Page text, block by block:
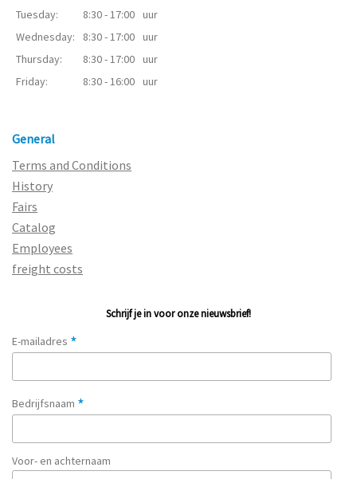
Tuesday:
8:30 - 17:00 uur
Wednesday:
8:30 - 17:00 uur
Thursday:
8:30 - 17:00 uur
Friday:
8:30 - 16:00 uur
General
Terms and Conditions
History
Fairs
Catalog
Employees
freight costs
Schrijf je in voor onze nieuwsbrief!
E-mailadres *
Bedrijfsnaam *
Voor- en achternaam